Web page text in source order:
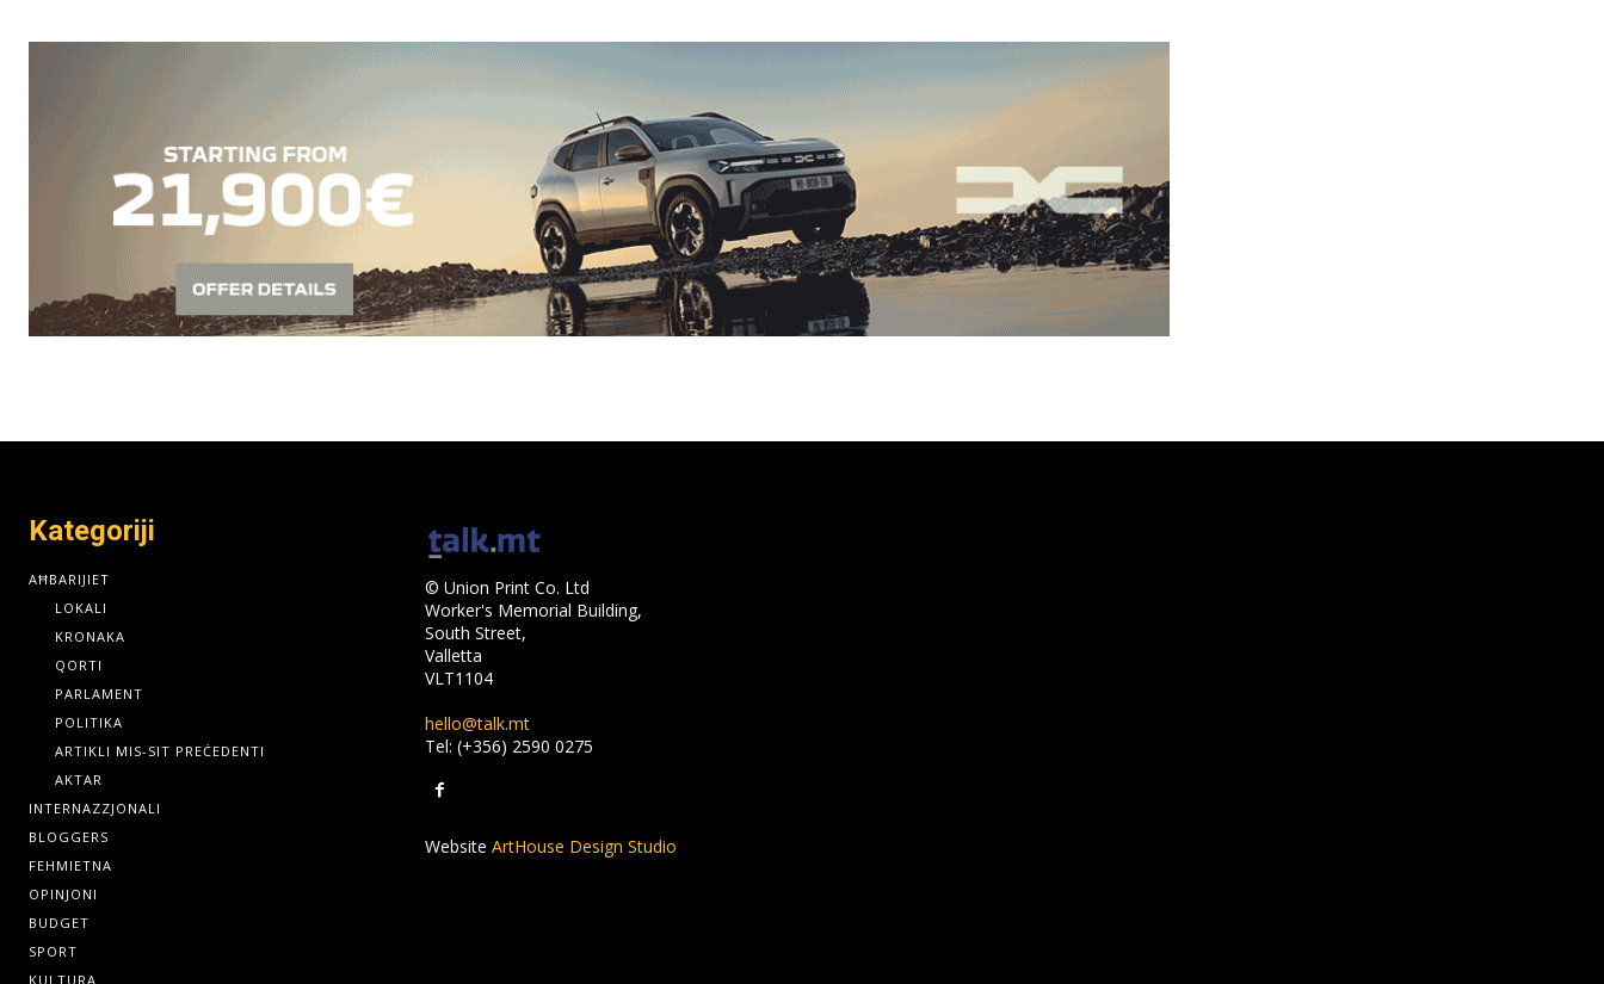
Kategoriji
AĦBARIJIET
LOKALI
KRONAKA
QORTI
PARLAMENT
POLITIKA
ARTIKLI MIS-SIT PREĊEDENTI
AKTAR
INTERNAZZJONALI
BLOGGERS
FEHMIETNA
OPINJONI
BUDGET
SPORT
KULTURA
© Union Print Co. Ltd
Worker's Memorial Building,
South Street,
Valletta
VLT1104
hello@talk.mt
Tel: (+356) 2590 0275
Website ArtHouse Design Studio